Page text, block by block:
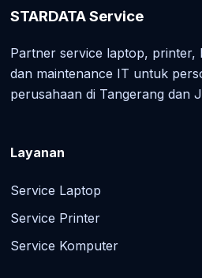
STARDATA Service
Partner service laptop,
dan maintenance IT untuk
perusahaan di Tangerang dan
Layanan
Service Laptop
Service Printer
Service Komputer